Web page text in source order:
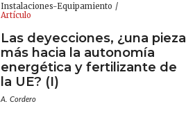
Instalaciones-Equipamiento
Artículo
Las deyecciones, ¿una pieza
más hacia la autonomía
energética y fertilizante de
la UE? (I)
A. Cordero